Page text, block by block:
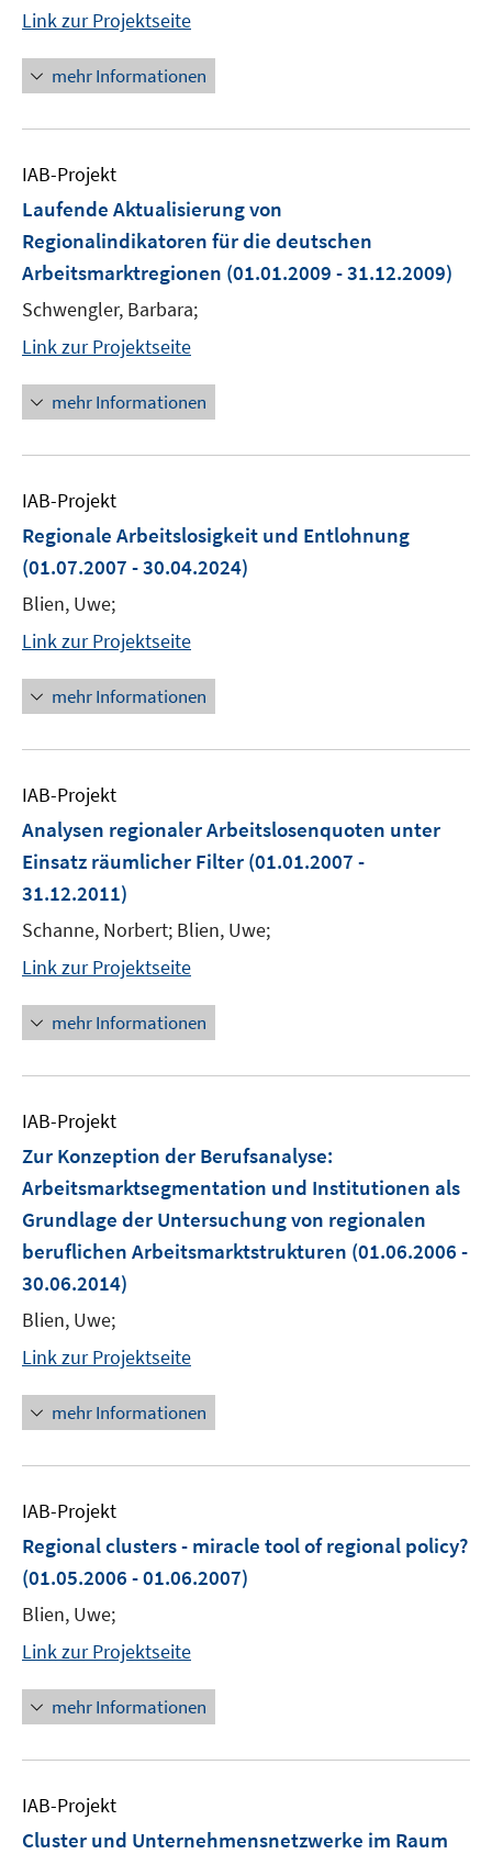
Link zur Projektseite
mehr Informationen
IAB-Projekt
Laufende Aktualisierung von
Regionalindikatoren für die deutschen
Arbeitsmarktregionen (01.01.2009 - 31.12.2009)
Schwengler, Barbara;
Link zur Projektseite
mehr Informationen
IAB-Projekt
Regionale Arbeitslosigkeit und Entlohnung
(01.07.2007 - 30.04.2024)
Blien, Uwe;
Link zur Projektseite
mehr Informationen
IAB-Projekt
Analysen regionaler Arbeitslosenquoten unter
Einsatz räumlicher Filter (01.01.2007 -
31.12.2011)
Schanne, Norbert; Blien, Uwe;
Link zur Projektseite
mehr Informationen
IAB-Projekt
Zur Konzeption der Berufsanalyse:
Arbeitsmarktsegmentation und Institutionen als
Grundlage der Untersuchung von regionalen
beruflichen Arbeitsmarktstrukturen (01.06.2006 -
30.06.2014)
Blien, Uwe;
Link zur Projektseite
mehr Informationen
IAB-Projekt
Regional clusters - miracle tool of regional policy?
(01.05.2006 - 01.06.2007)
Blien, Uwe;
Link zur Projektseite
mehr Informationen
IAB-Projekt
Cluster und Unternehmensnetzwerke im Raum